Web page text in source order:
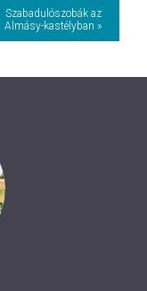
Szabadulószobák az
Almásy-kastélyban »